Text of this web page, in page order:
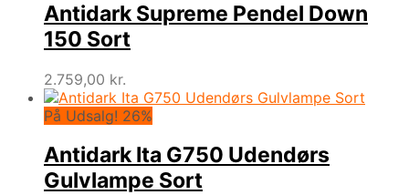
Antidark Supreme Pendel Down
150 Sort
2.759,00 kr.
På Udsalg! 26%
Antidark Ita G750 Udendørs
Gulvlampe Sort